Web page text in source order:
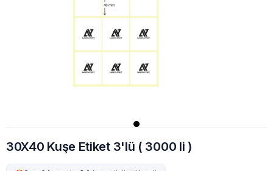
30X40 Kuşe Etiket 3'lü ( 3000 li )